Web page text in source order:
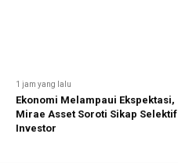
1 jam yang lalu
Ekonomi Melampaui Ekspektasi,
Mirae Asset Soroti Sikap Selektif
Investor